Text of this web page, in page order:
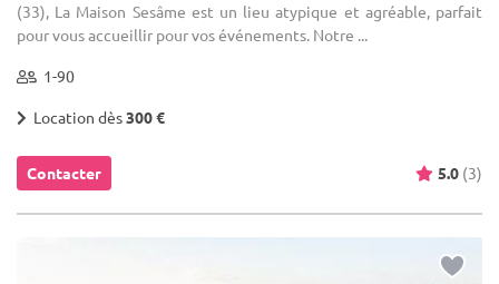
(33), La Maison Sesâme est un lieu atypique et agréable, parfait
pour vous accueillir pour vos événements. Notre ...
1-90
Location dès300 €
Contacter 5.0 (3)